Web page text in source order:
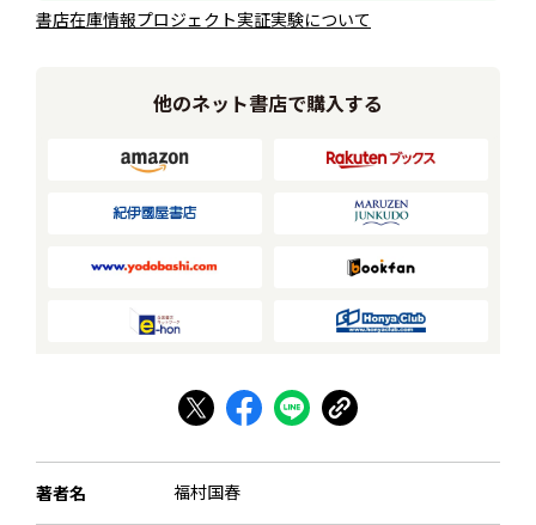
書店在庫情報プロジェクト実証実験について
他のネット書店で購入する
著者名 福村国春